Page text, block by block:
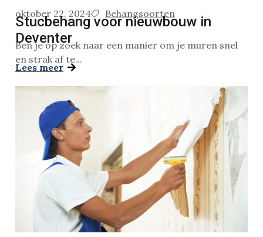
oktober 22, 2024 Behangsoorten
Stucbehang voor nieuwbouw in
Deventer
Ben je op zoek naar een manier om je muren snel
en strak af te...
Lees meer